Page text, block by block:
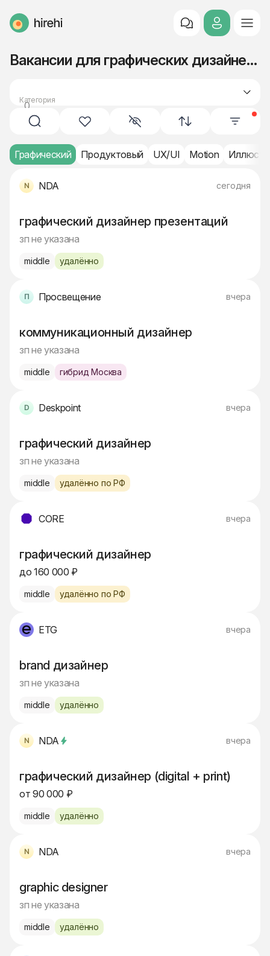
HireHi
Категория
дизайн
0
Вакансии для графических дизайнеров (Middle)
Графический Продуктовый UX/UI Motion
NDA сегодня
графический дизайнер презентаций
зп не указана
middle удалённо
Просвещение вчера
коммуникационный дизайнер
зп не указана
middle гибрид Москва
Deskpoint вчера
графический дизайнер
зп не указана
middle удалённо по РФ
CORE вчера
графический дизайнер
до 160 000 ₽
middle удалённо по РФ
ETG вчера
brand дизайнер
зп не указана
middle удалённо
NDA вчера
графический дизайнер (digital + print)
от 90 000 ₽
middle удалённо
NDA вчера
graphic designer
зп не указана
middle удалённо